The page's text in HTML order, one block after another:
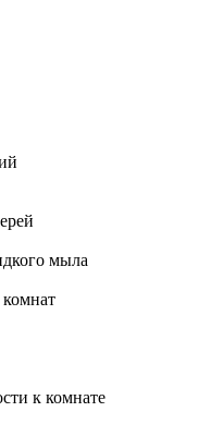
мыла
к комнате